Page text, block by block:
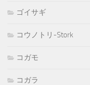
ゴイサギ
コウノトリ-Stork
コガモ
コガラ